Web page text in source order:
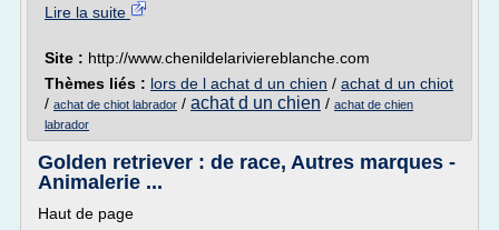
Lire la suite
Site : http://www.chenildelariviereblanche.com
Thèmes liés : lors de l achat d un chien / achat d un chiot
/ achat de chiot labrador / achat d un chien / achat de chien
labrador
Golden retriever : de race, Autres marques -
Animalerie ...
Haut de page